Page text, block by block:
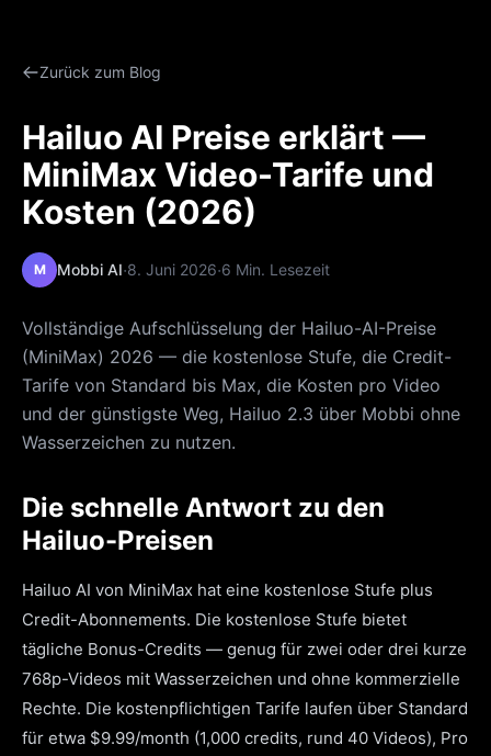
Zurück zum Blog
Hailuo AI Preise erklärt —
MiniMax Video-Tarife und
Kosten (2026)
M Mobbi AI·8. Juni 2026·6 Min. Lesezeit
Vollständige Aufschlüsselung der Hailuo-AI-Preise
(MiniMax) 2026 — die kostenlose Stufe, die Credit-
Tarife von Standard bis Max, die Kosten pro Video
und der günstigste Weg, Hailuo 2.3 über Mobbi ohne
Wasserzeichen zu nutzen.
Die schnelle Antwort zu den
Hailuo-Preisen
Hailuo AI von MiniMax hat eine kostenlose Stufe plus
Credit-Abonnements. Die kostenlose Stufe bietet
tägliche Bonus-Credits — genug für zwei oder drei kurze
768p-Videos mit Wasserzeichen und ohne kommerzielle
Rechte. Die kostenpflichtigen Tarife laufen über Standard
für etwa $9.99/month (1,000 credits, rund 40 Videos), Pro